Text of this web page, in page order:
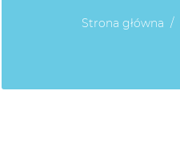
Strona główna